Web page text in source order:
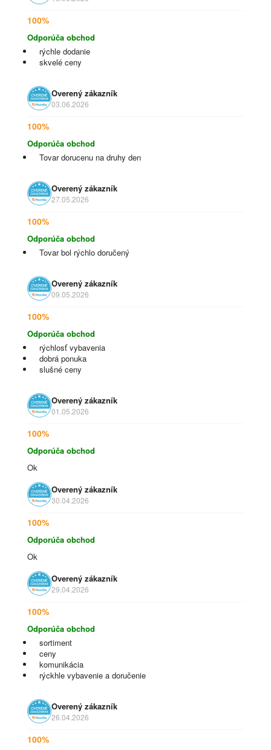
100%
Odporúča obchod
rýchle dodanie
skvelé ceny
Overený zákazník
03.06.2026
100%
Odporúča obchod
Tovar dorucenu na druhy den
Overený zákazník
27.05.2026
100%
Odporúča obchod
Tovar bol rýchlo doručený
Overený zákazník
09.05.2026
100%
Odporúča obchod
rýchlosť vybavenia
dobrá ponuka
slušné ceny
Overený zákazník
01.05.2026
100%
Odporúča obchod
Ok
Overený zákazník
30.04.2026
100%
Odporúča obchod
Ok
Overený zákazník
29.04.2026
100%
Odporúča obchod
sortiment
ceny
komunikácia
rýckhle vybavenie a doručenie
Overený zákazník
26.04.2026
100%